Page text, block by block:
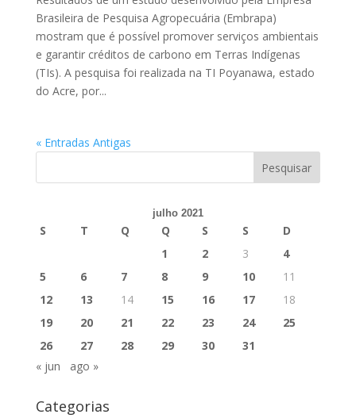
Brasileira de Pesquisa Agropecuária (Embrapa)
mostram que é possível promover serviços ambientais
e garantir créditos de carbono em Terras Indígenas
(TIs). A pesquisa foi realizada na TI Poyanawa, estado
do Acre, por...
« Entradas Antigas
julho 2021
S T Q Q S S
D
1
2 3
4
5
6 7 8 9 10
11
12
13 14 15 16 17
18
19
20 21 22 23 24
25
26
27 28 29 30
31
« jun
ago »
Categorias